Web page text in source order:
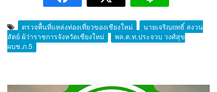
ตรวจพื้นที่แหล่งท่องเที่ยวของเชียงใหม่
นายเจริญฤทธิ์ สงวน
สัตย์ ผู้ว่าราชการจังหวัดเชียงใหม่
พล.ต.ท.ประจวบ วงศ์สุข
ผบช.ภ.5